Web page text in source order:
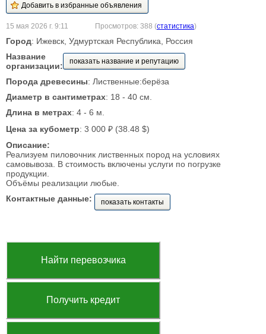
15 мая 2026 г. 9:11 Просмотров: 388 (статистика)
Город: Ижевск, Удмуртская Республика, Россия
Название
организации:
показать название и репутацию
Порода древесины: Лиственные:берёза
Диаметр в сантиметрах: 18 - 40 см.
Длина в метрах: 4 - 6 м.
Цена за кубометр: 3 000 ₽ (38.48 $)
Описание:
Реализуем пиловочник лиственных пород на условиях
самовывоза. В стоимость включены услуги по погрузке
продукции.
Объёмы реализации любые.
Контактные данные:
показать контакты
Найти перевозчика
Получить кредит